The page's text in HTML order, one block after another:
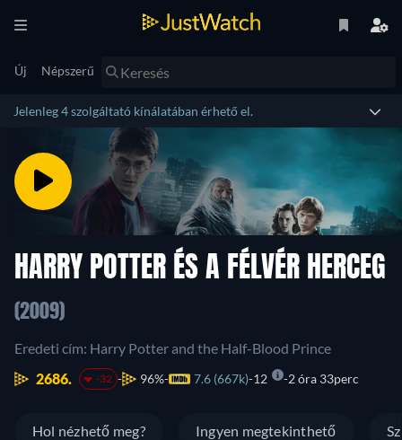
Új Népszerű
Jelenleg 4 szolgáltató kínálatában érhető el.
HARRY POTTER ÉS A FÉLVÉR HERCEG
(2009)
Eredeti cím: Harry Potter and the Half-Blood Prince
2686.
-32 96% 7.6 (667k) 12 2 óra 33perc
Hol nézhető meg? Ingyen megtekinthető